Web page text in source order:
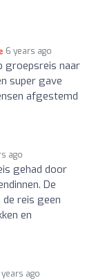
6 years ago
groepsreis naar
super gave
afgestemd
ago
gehad door
De
reis geen
en
ago